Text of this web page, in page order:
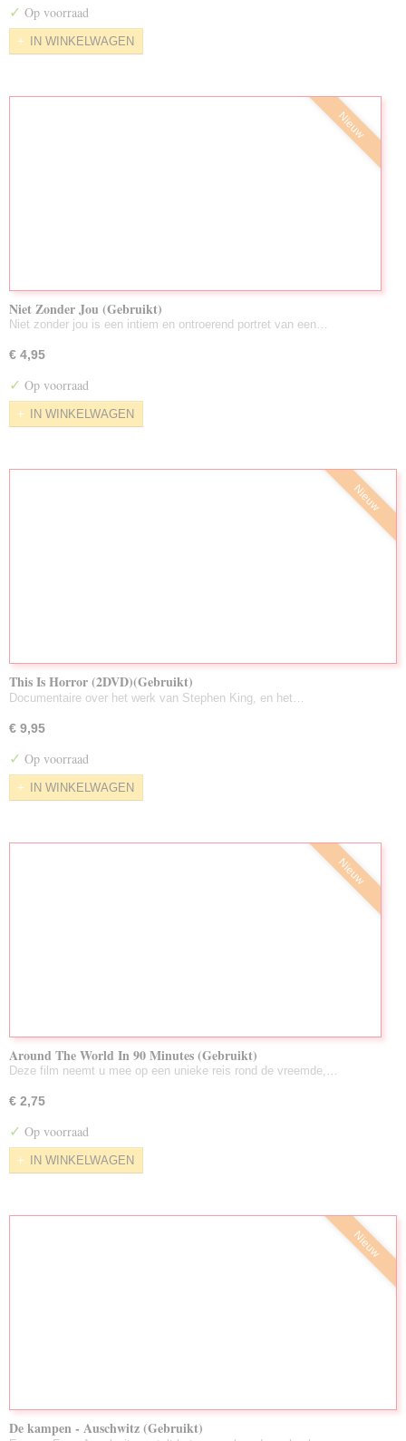
✓ Op voorraad
IN WINKELWAGEN
Nieuw
Niet Zonder Jou (Gebruikt)
Niet zonder jou is een intiem en ontroerend portret van een…
€ 4,95
✓ Op voorraad
IN WINKELWAGEN
Nieuw
This Is Horror (2DVD)(Gebruikt)
Documentaire over het werk van Stephen King, en het…
€ 9,95
✓ Op voorraad
IN WINKELWAGEN
Nieuw
Around The World In 90 Minutes (Gebruikt)
Deze film neemt u mee op een unieke reis rond de vreemde,…
€ 2,75
✓ Op voorraad
IN WINKELWAGEN
Nieuw
De kampen - Auschwitz (Gebruikt)